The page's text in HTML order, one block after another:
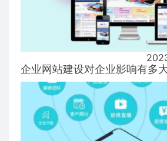
企业网站建设对企业影响有多